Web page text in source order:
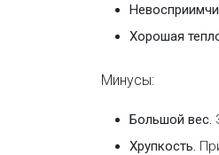
Хорошая
Минусы:
Большой вес.
Хрупкость.